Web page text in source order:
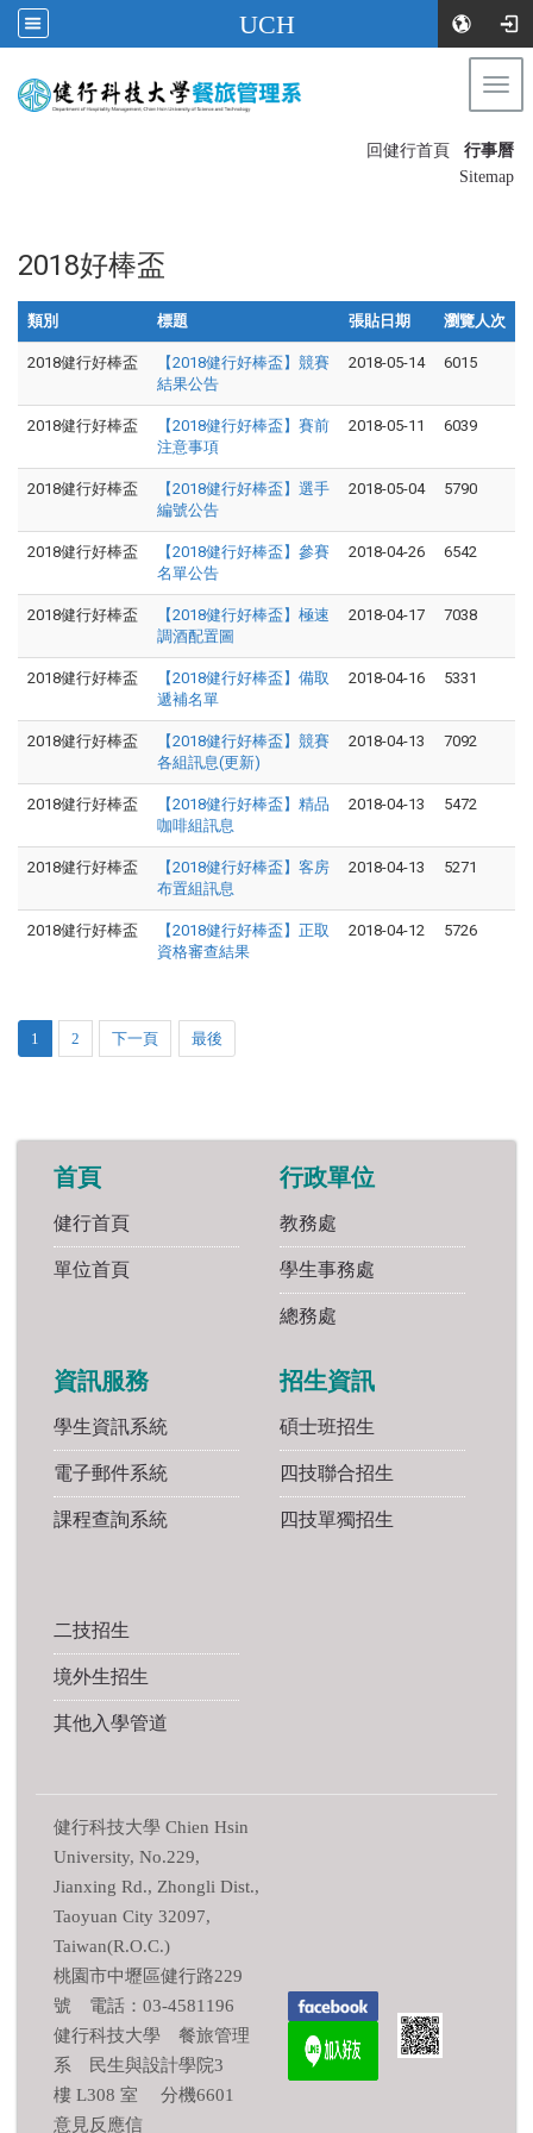
UCH
回健行首頁
行事曆
Sitemap
2018好棒盃
類別 標題 張貼日期 瀏覽人次
2018健行好棒盃
【2018健行好棒盃】競賽
結果公告
2018-05-14 6015
2018健行好棒盃
【2018健行好棒盃】賽前
注意事項
2018-05-11 6039
2018健行好棒盃
【2018健行好棒盃】選手
編號公告
2018-05-04 5790
2018健行好棒盃
【2018健行好棒盃】參賽
名單公告
2018-04-26 6542
2018健行好棒盃
【2018健行好棒盃】極速
調酒配置圖
2018-04-17 7038
2018健行好棒盃
【2018健行好棒盃】備取
遞補名單
2018-04-16 5331
2018健行好棒盃
【2018健行好棒盃】競賽
各組訊息(更新)
2018-04-13 7092
2018健行好棒盃
【2018健行好棒盃】精品
咖啡組訊息
2018-04-13 5472
2018健行好棒盃
【2018健行好棒盃】客房
布置組訊息
2018-04-13 5271
2018健行好棒盃
【2018健行好棒盃】正取
資格審查結果
2018-04-12 5726
1 2 下一頁 最後
首頁
健行首頁
單位首頁
行政單位
教務處
學生事務處
總務處
資訊服務
學生資訊系統
電子郵件系統
課程查詢系統
招生資訊
碩士班招生
四技聯合招生
四技單獨招生
二技招生
境外生招生
其他入學管道
健行科技大學 Chien Hsin
University, No.229,
Jianxing Rd., Zhongli Dist.,
Taoyuan City 32097,
Taiwan(R.O.C.)
桃園市中壢區健行路229
號 電話：03-4581196
健行科技大學 餐旅管理
系 民生與設計學院3
樓 L308 室 分機6601
意見反應信